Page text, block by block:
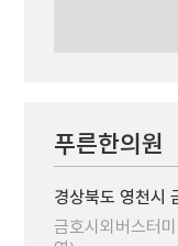
푸른한의원
경상북도 영천시
금호시외버스터